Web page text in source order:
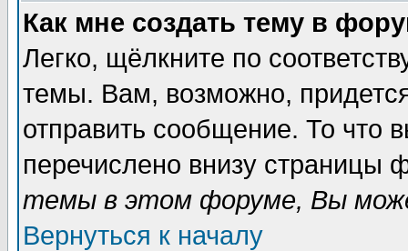
Как мне создать тему в
Легко, щёлкните по
темы. Вам, возможно,
отправить сообщение. То что
перечислено внизу страницы
темы в этом форуме, Вы
Вернуться к началу